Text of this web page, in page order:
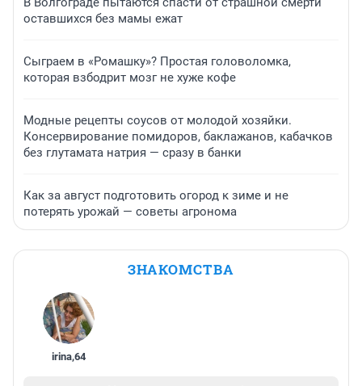
оставшихся без мамы ежат
Сыграем в «Ромашку»? Простая головоломка,
которая взбодрит мозг не хуже кофе
Модные рецепты соусов от молодой хозяйки.
Консервирование помидоров, баклажанов, кабачков
без глутамата натрия — сразу в банки
Как за август подготовить огород к зиме и не
потерять урожай — советы агронома
ЗНАКОМСТВА
irina,64